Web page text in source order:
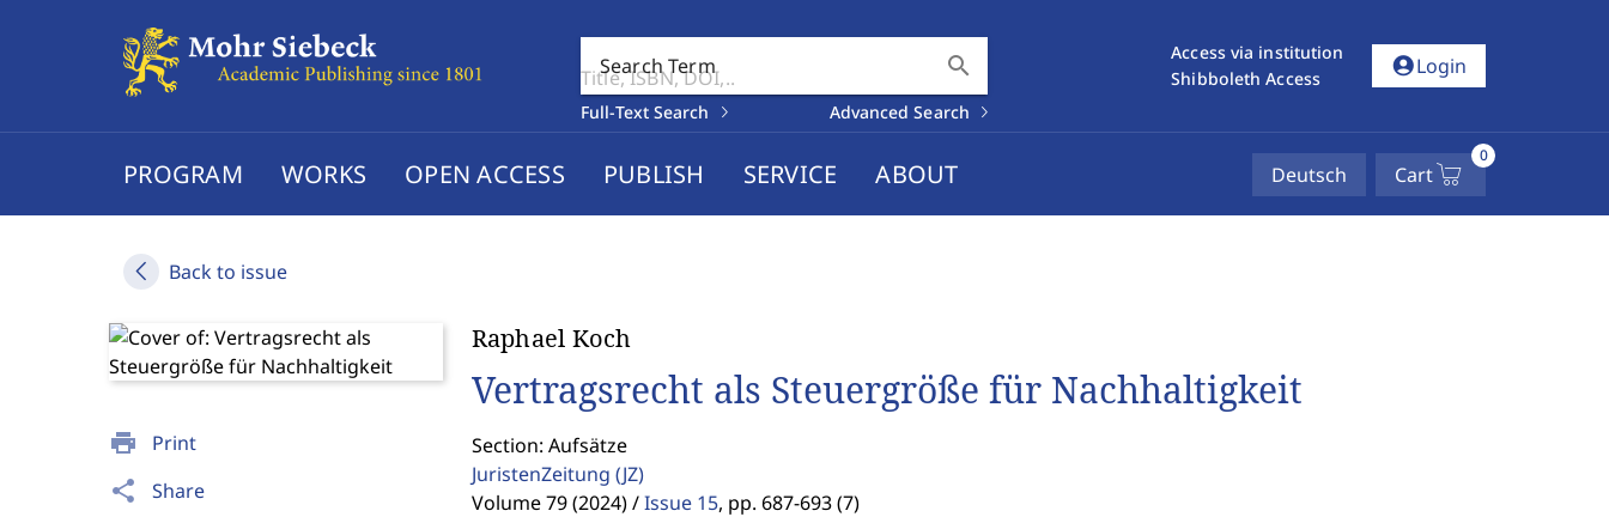
Search Term search
Full-Text Search Advanced Search
Access via institution
Shibboleth Access
account_circleLogin
PROGRAM WORKS OPEN ACCESS PUBLISH SERVICE ABOUT Deutsch Cart
0
Back to issue
print Print
share Share
Raphael Koch
Vertragsrecht als Steuergröße für Nachhaltigkeit
Section: Aufsätze
JuristenZeitung (JZ)
Volume 79 (2024) / Issue 15, pp. 687-693 (7)